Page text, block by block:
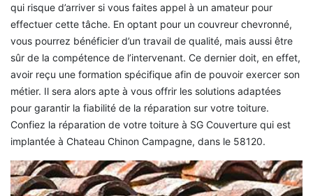
qui risque d’arriver si vous faites appel à un amateur pour
effectuer cette tâche. En optant pour un couvreur chevronné,
vous pourrez bénéficier d’un travail de qualité, mais aussi être
sûr de la compétence de l’intervenant. Ce dernier doit, en effet,
avoir reçu une formation spécifique afin de pouvoir exercer son
métier. Il sera alors apte à vous offrir les solutions adaptées
pour garantir la fiabilité de la réparation sur votre toiture.
Confiez la réparation de votre toiture à SG Couverture qui est
implantée à Chateau Chinon Campagne, dans le 58120.